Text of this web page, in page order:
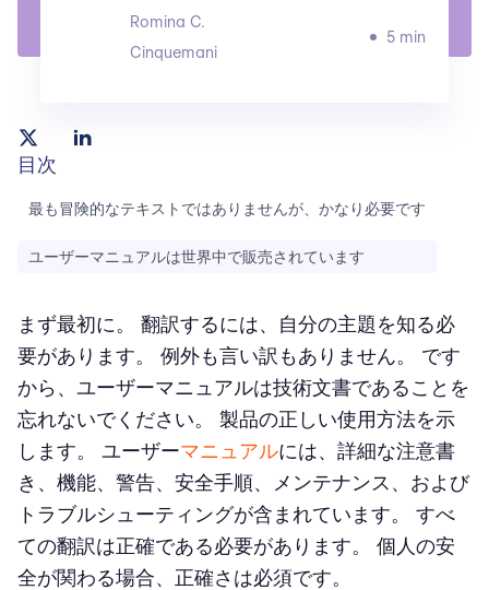
Romina C.
Cinquemani
5 min
目次
最も冒険的なテキストではありませんが、かなり必要です
ユーザーマニュアルは世界中で販売されています
まず最初に。 翻訳するには、自分の主題を知る必
要があります。 例外も言い訳もありません。 です
から、ユーザーマニュアルは技術文書であることを
忘れないでください。 製品の正しい使用方法を示
します。 ユーザーマニュアルには、詳細な注意書
き、機能、警告、安全手順、メンテナンス、および
トラブルシューティングが含まれています。 すべ
ての翻訳は正確である必要があります。 個人の安
全が関わる場合、正確さは必須です。